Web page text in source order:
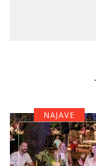
NAJAVE